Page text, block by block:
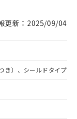
更新：2025/09/04
き）、シールドタイプ